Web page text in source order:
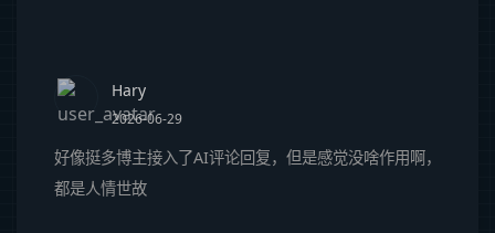
Hary
2026-06-29
好像挺多博主接入了AI评论回复，但是感觉没啥作用啊，
都是人情世故